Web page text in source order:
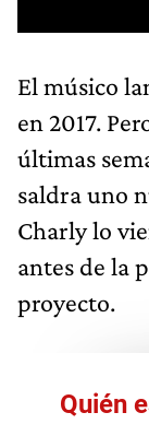
El músico
en 2017.
últimas
saldra uno
Charly lo
antes de la
proyecto.
Quién